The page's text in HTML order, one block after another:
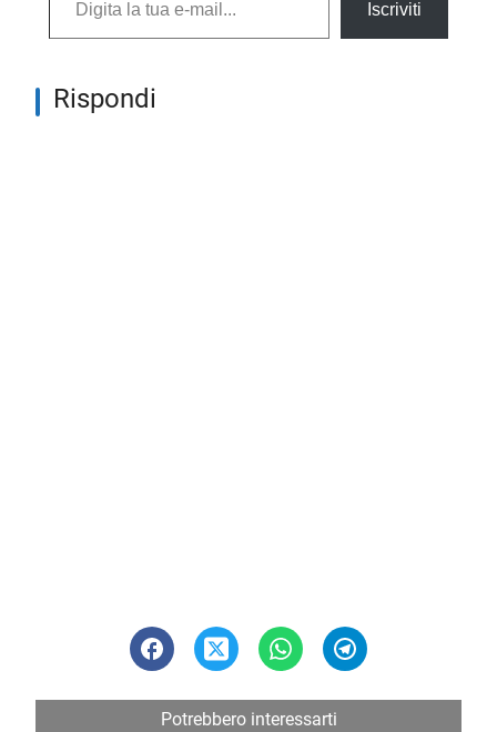
Iscriviti
Rispondi
Potrebbero interessarti